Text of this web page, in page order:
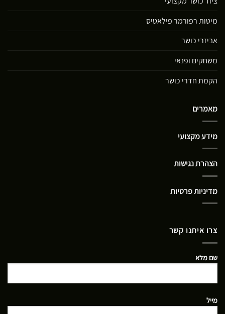
מיטות רפורמר פילאטיס
אביזרי כושר
משחקים ופנאי
הקמת חדרי כושר
מאמרים
מידע מקצועי
הצהרת נגישות
מדיניות פרטיות
צרו איתנו קשר
שם מלא
מייל